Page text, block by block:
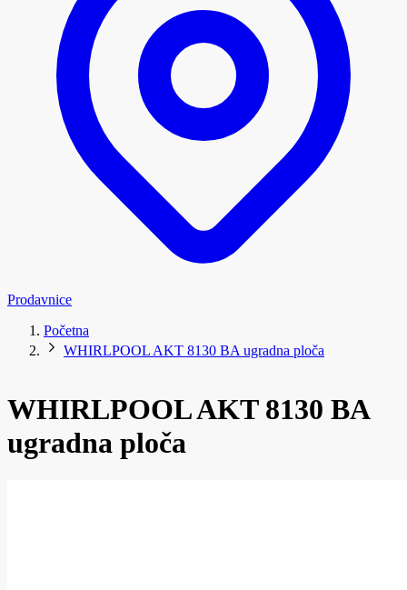
Prodavnice
Početna
WHIRLPOOL AKT 8130 BA ugradna ploča
WHIRLPOOL AKT 8130 BA
ugradna ploča